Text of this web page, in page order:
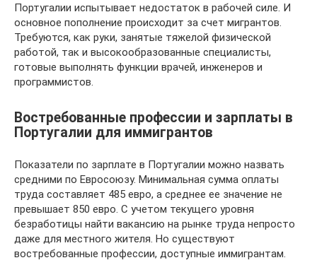
Португалии испытывает недостаток в рабочей силе. И
основное пополнение происходит за счет мигрантов.
Требуются, как руки, занятые тяжелой физической
работой, так и высокообразованные специалисты,
готовые выполнять функции врачей, инженеров и
программистов.
Востребованные профессии и зарплаты в
Португалии для иммигрантов
Показатели по зарплате в Португалии можно назвать
средними по Евросоюзу. Минимальная сумма оплаты
труда составляет 485 евро, а среднее ее значение не
превышает 850 евро. С учетом текущего уровня
безработицы найти вакансию на рынке труда непросто
даже для местного жителя. Но существуют
востребованные профессии, доступные иммигрантам.